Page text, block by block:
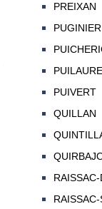
PREIXAN
PUGINIER
PUIVERT
QUILLAN